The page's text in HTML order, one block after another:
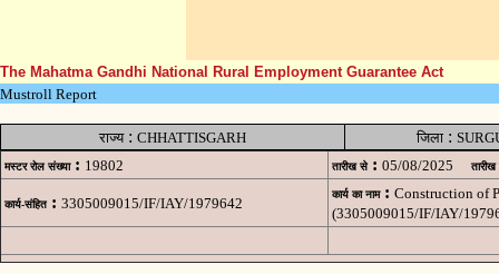
The Mahatma Gandhi National Rural Employment Guarantee Act
Mustroll Report
राज्य: CHHATTISGARH जिला:
मस्टर रोल संख्या : 19802 तारीख से : 05/08/2025 तारीख
कार्य-संहित : 3305009015/IF/IAY/1979642
कार्य का नाम : Construction of
(3305009015/IF/IAY/